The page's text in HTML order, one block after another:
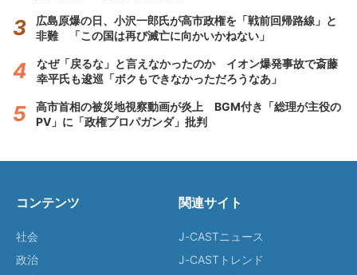
広島原爆の日、小沢一郎氏が高市政権を「戦前回帰路線」と
非難 「この国は再び滅亡に向かいかねない」
なぜ「戻るな」と言えなかったのか イオン爆発事故で斎藤
幸平氏も逡巡「ボクもできなかっただろうなあ」
高市首相の被災地視察動画が炎上 BGM付き「総理が主役の
PV」に「政権プロパガンダ」批判
コンテンツ
社会
政治
関連サイト
J-CASTニュース
J-CASTトレンド